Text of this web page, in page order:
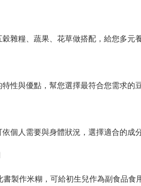
雜糧、蔬果、花草做搭配，給您多元
性與優點，幫您選擇最符合您需求的豆
個人需要與身體狀況，選擇適合的成
製作米糊，可給初生兒作為副食品食